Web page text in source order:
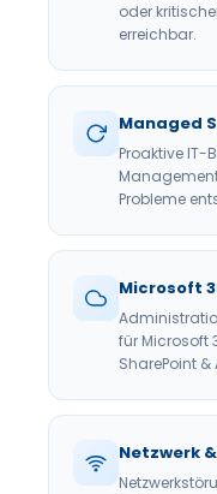
oder
erreichbar.
Managed
Proaktive IT-
Probleme
Microsoft
für Microsoft
SharePoint &
Netzwerk